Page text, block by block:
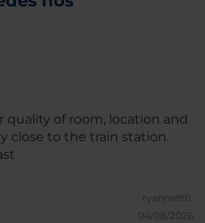
of room, location and
close to the train station.
ryanne991.
04/08/2026